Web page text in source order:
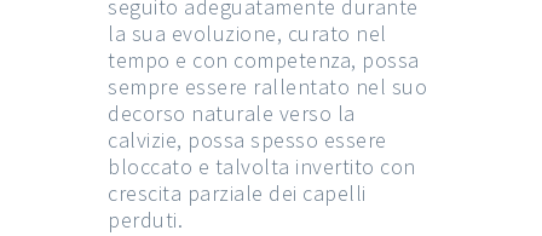
seguito adeguatamente durante
la sua evoluzione, curato nel
tempo e con competenza, possa
sempre essere rallentato nel suo
decorso naturale verso la
calvizie, possa spesso essere
bloccato e talvolta invertito con
crescita parziale dei capelli
perduti.